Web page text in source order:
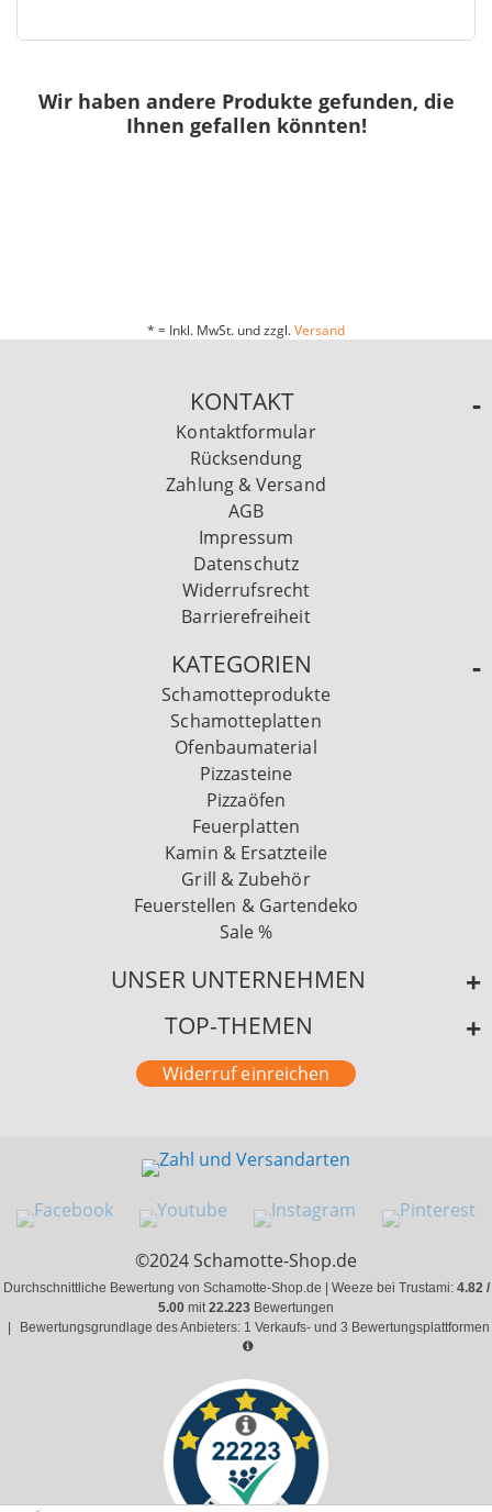
Wir haben andere Produkte gefunden, die
Ihnen gefallen könnten!
* = Inkl. MwSt. und zzgl.Versand
KONTAKT
Kontaktformular
Rücksendung
Zahlung & Versand
AGB
Impressum
Datenschutz
Widerrufsrecht
Barrierefreiheit
KATEGORIEN
Schamotteprodukte
Schamotteplatten
Ofenbaumaterial
Pizzasteine
Pizzaöfen
Feuerplatten
Kamin & Ersatzteile
Grill & Zubehör
Feuerstellen & Gartendeko
Sale %
UNSER UNTERNEHMEN
TOP-THEMEN
Widerruf einreichen
©2024 Schamotte-Shop.de
Durchschnittliche Bewertung von Schamotte-Shop.de | Weeze bei Trustami: 4.82 /
5.00 mit22.223 Bewertungen
Bewertungsgrundlage des Anbieters: 1 Verkaufs- und 3 Bewertungsplattformen